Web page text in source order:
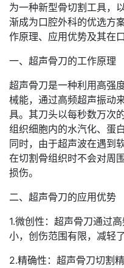
为一种新型骨切割工具，
渐成为口腔外科的优选方
作原理、应用优势及其在
一、超声骨刀的工作原理
超声骨刀是一种利用高强
械能，通过高频超声振动
具。其刀头以每秒数万次
组织细胞内的水汽化、蛋
同时，由于超声波在遇到
在切割骨组织时不会对周
损伤。
二、超声骨刀的应用优势
1.微创性：超声骨刀通过
小，创伤范围有限，减轻
2.精确性：超声骨刀切割